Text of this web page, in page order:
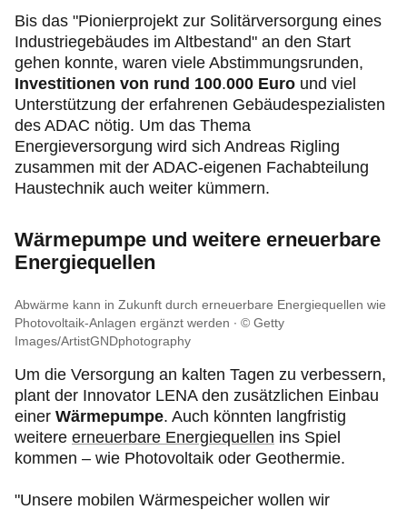
Bis das "Pionierprojekt zur Solitärversorgung eines
Industriegebäudes im Altbestand" an den Start
gehen konnte, waren viele Abstimmungsrunden,
Investitionen von rund 100.000 Euro und viel
Unterstützung der erfahrenen Gebäudespezialisten
des ADAC nötig. Um das Thema
Energieversorgung wird sich Andreas Rigling
zusammen mit der ADAC-eigenen Fachabteilung
Haustechnik auch weiter kümmern.
Wärmepumpe und weitere erneuerbare
Energiequellen
Abwärme kann in Zukunft durch erneuerbare Energiequellen wie
Photovoltaik-Anlagen ergänzt werden
© Getty
Images/ArtistGNDphotography
Um die Versorgung an kalten Tagen zu verbessern,
plant der Innovator LENA den zusätzlichen Einbau
einer Wärmepumpe. Auch könnten langfristig
weitere erneuerbare Energiequellen ins Spiel
kommen – wie Photovoltaik oder Geothermie.
"Unsere mobilen Wärmespeicher wollen wir